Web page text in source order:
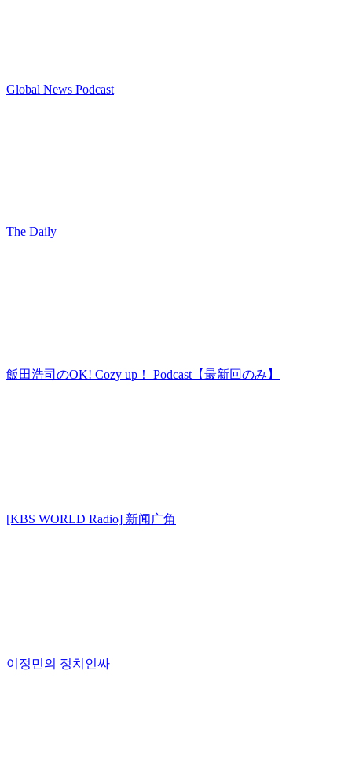
Global News Podcast
The Daily
飯田浩司のOK! Cozy up！ Podcast【最新回のみ】
[KBS WORLD Radio] 新闻广角
이정민의 정치인싸